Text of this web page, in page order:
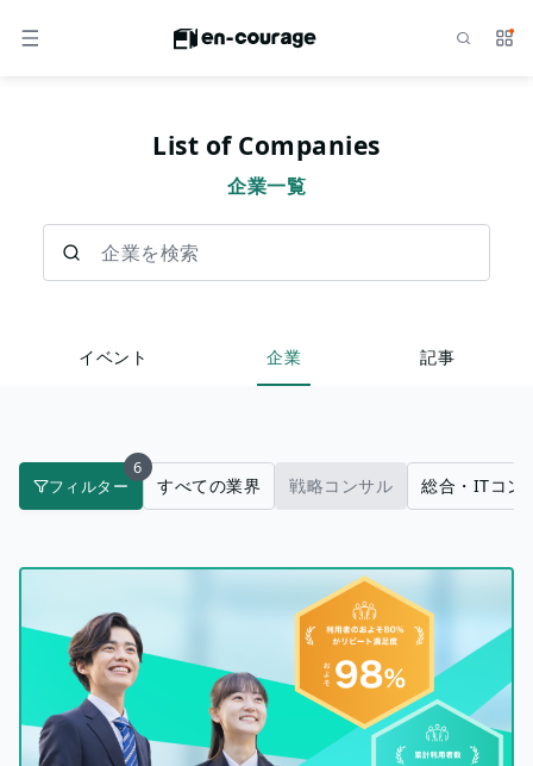
メニュー サ
List of Companies
企業一覧
イベント 企業 記事
フィルター
6
すべての業界 戦略コンサル 総合・ITコン